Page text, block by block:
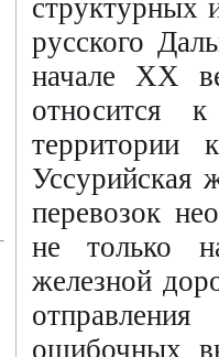
структурных
русского
начале ХХ
относится
территории
Уссурийская
перевозок
не только
железной
ошибочных